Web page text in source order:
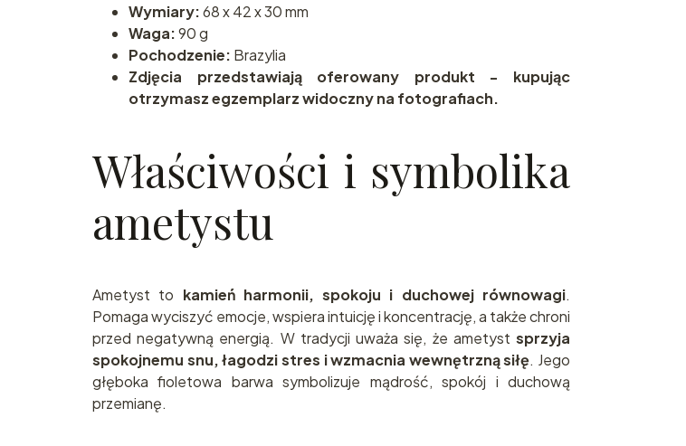
Wymiary:68 x 42 x 30 mm
Waga:90 g
Pochodzenie: Brazylia
Zdjęcia przedstawiają oferowany produkt - kupując
otrzymasz egzemplarz widoczny na fotografiach.
Właściwości i symbolika
ametystu
Ametyst to kamień harmonii, spokoju i duchowej równowagi.
Pomaga wyciszyć emocje, wspiera intuicję i koncentrację, a także chroni
przed negatywną energią. W tradycji uważa się, że ametyst sprzyja
spokojnemu snu, łagodzi stres i wzmacnia wewnętrzną siłę. Jego
głęboka fioletowa barwa symbolizuje mądrość, spokój i duchową
przemianę.